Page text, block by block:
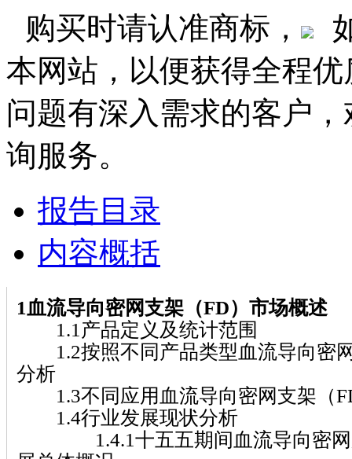
购买时请认准商标，
本网站，以便获得全程
问题有深入需求的客户
询服务。
报告目录
内容概括
1血流导向密网支架（FD）市场概述
1.1产品定义及统计范围
1.2按照不同产品类型血流导向密
分析
1.3不同应用血流导向密网支架（
1.4行业发展现状分析
1.4.1十五五期间血流导向密网